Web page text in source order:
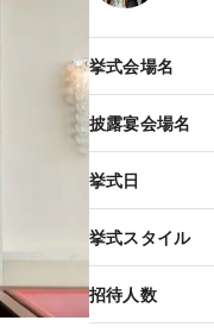
挙式会場名
披露宴会場名
挙式日
挙式スタイル
招待人数